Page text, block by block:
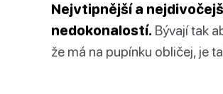
Nejvtipnější a
nedokonalostí. Bývají tak
že má na pupínku obličej, je